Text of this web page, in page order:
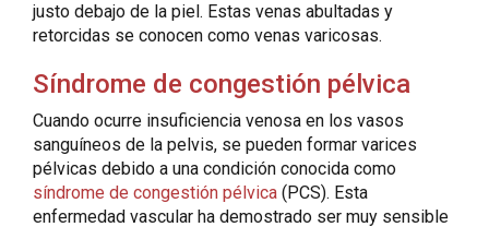
justo debajo de la piel. Estas venas abultadas y
retorcidas se conocen como venas varicosas.
Síndrome de congestión pélvica
Cuando ocurre insuficiencia venosa en los vasos
sanguíneos de la pelvis, se pueden formar varices
pélvicas debido a una condición conocida como
síndrome de congestión pélvica (PCS). Esta
enfermedad vascular ha demostrado ser muy sensible